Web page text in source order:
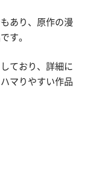
あり、原作の漫
す。
ており、詳細に
マりやすい作品